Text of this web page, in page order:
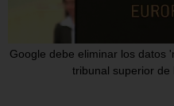
Google debe eliminar los datos
tribunal superior de